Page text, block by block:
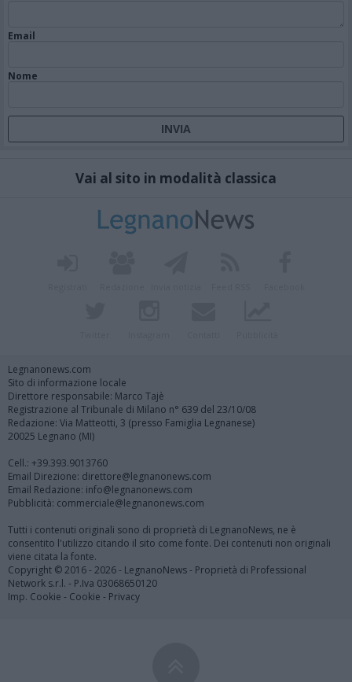
Email
Nome
Vai al sito in modalità classica
Legnanonews.com
Sito di informazione locale
Direttore responsabile: Marco Tajè
Registrazione al Tribunale di Milano n° 639 del 23/10/08
Redazione: Via Matteotti, 3 (presso Famiglia Legnanese)
20025 Legnano (MI)
Cell.: +39.393.9013760
Email Direzione: direttore@legnanonews.com
Email Redazione: info@legnanonews.com
Pubblicità: commerciale@legnanonews.com
Tutti i contenuti originali sono di proprietà di LegnanoNews, ne è
consentito l'utilizzo citando il sito come fonte. Dei contenuti non originali
viene citata la fonte.
Copyright © 2016 - 2026 - LegnanoNews - Proprietà di Professional
Network s.r.l. - P.Iva 03068650120
Imp. Cookie - Cookie - Privacy